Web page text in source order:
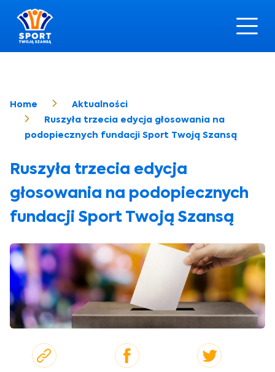
Home
Aktualności
Ruszyła trzecia edycja głosowania na
podopiecznych fundacji Sport Twoją Szansą
Ruszyła trzecia edycja
głosowania na podopiecznych
fundacji Sport Twoją Szansą